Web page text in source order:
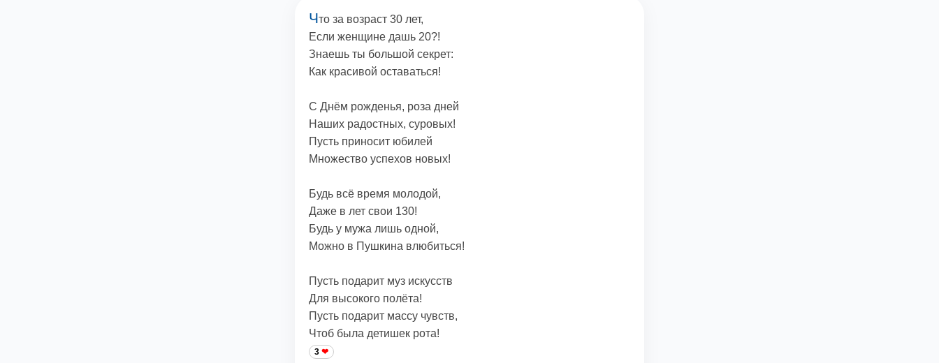
Что за возраст 30 лет,
Если женщине дашь 20?!
Знаешь ты большой секрет:
Как красивой оставаться!
С Днём рожденья, роза дней
Наших радостных, суровых!
Пусть приносит юбилей
Множество успехов новых!
Будь всё время молодой,
Даже в лет свои 130!
Будь у мужа лишь одной,
Можно в Пушкина влюбиться!
Пусть подарит муз искусств
Для высокого полёта!
Пусть подарит массу чувств,
Чтоб была детишек рота!
3